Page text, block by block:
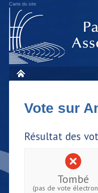
Carte du site
Vote sur
Résultat des
Tombé
(pas de vote